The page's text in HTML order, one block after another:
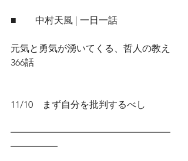
■　　中村天風 | 一日一話
元気と勇気が湧いてくる、哲人の教え
366話
11/10　まず自分を批判するべし
━━━━━━━━━━━━━━━━━
━━━━━